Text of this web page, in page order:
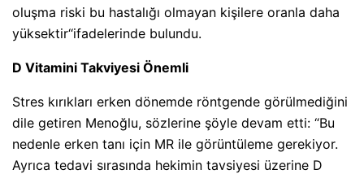
oluşma riski bu hastalığı olmayan kişilere oranla daha
yüksektir‘‘ifadelerinde bulundu.
D Vitamini Takviyesi Önemli
Stres kırıkları erken dönemde röntgende görülmediğini
dile getiren Menoğlu, sözlerine şöyle devam etti: “Bu
nedenle erken tanı için MR ile görüntüleme gerekiyor.
Ayrıca tedavi sırasında hekimin tavsiyesi üzerine D